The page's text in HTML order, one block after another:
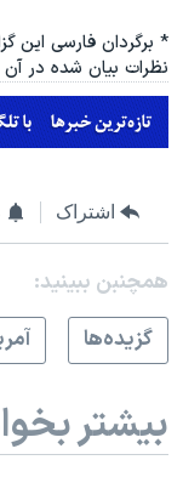
* برگردان فارسی این
نظرات بیان شده در آن
اشتراک
همچنبن ببینید:
گزيده‌ها
بیشتر